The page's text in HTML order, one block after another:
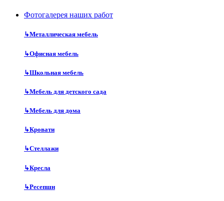
Фотогалерея наших работ
↳Металлическая мебель
↳Офисная мебель
↳Школьная мебель
↳Мебель для детского сада
↳Мебель для дома
↳Кровати
↳Стеллажи
↳Кресла
↳Ресепшн